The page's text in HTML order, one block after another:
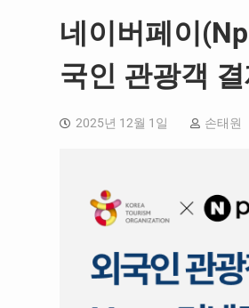
네이버페이
국인 관광객
2025년 12월 1일 손태원